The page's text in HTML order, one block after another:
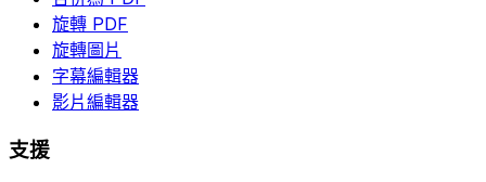
旋轉 PDF
旋轉圖片
字幕編輯器
影片編輯器
支援